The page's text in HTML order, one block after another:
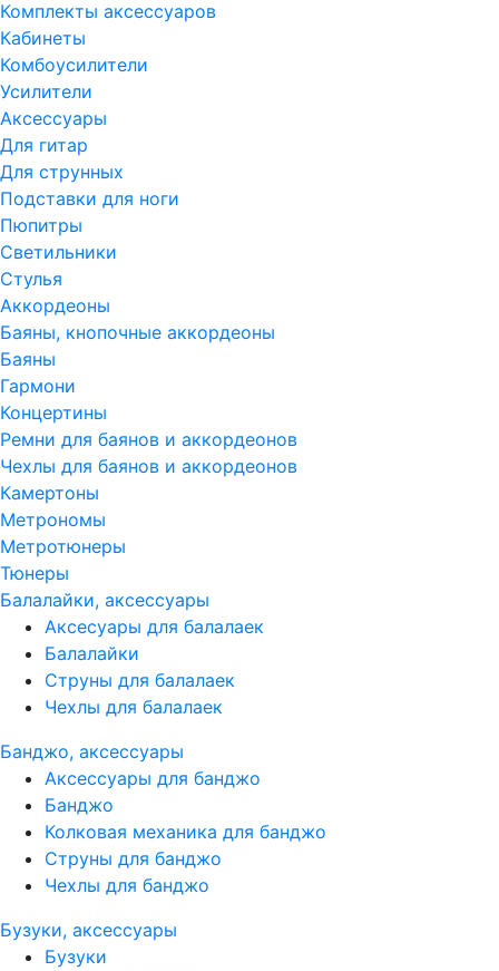
Комплекты аксессуаров
Кабинеты
Комбоусилители
Усилители
Аксессуары
Для гитар
Для струнных
Подставки для ноги
Пюпитры
Светильники
Стулья
Аккордеоны
Баяны, кнопочные аккордеоны
Баяны
Гармони
Концертины
Ремни для баянов и аккордеонов
Чехлы для баянов и аккордеонов
Камертоны
Метрономы
Метротюнеры
Тюнеры
Балалайки, аксессуары
Аксесуары для балалаек
Балалайки
Струны для балалаек
Чехлы для балалаек
Банджо, аксессуары
Аксессуары для банджо
Банджо
Колковая механика для банджо
Струны для банджо
Чехлы для банджо
Бузуки, аксессуары
Бузуки